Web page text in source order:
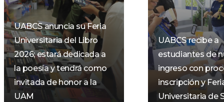
UABCS anuncia su Feria
Universitaria del Libro
2026; estará dedicada a
la poesía y tendrá como
invitada de honor a la
UAM
UABCS recibe a
estudiantes de
ingreso con
inscripción y
Universitaria de